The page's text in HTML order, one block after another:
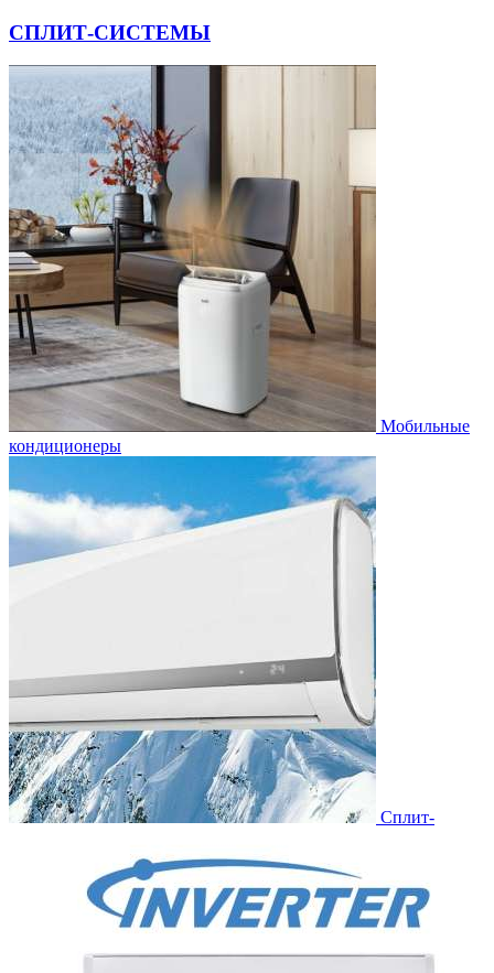
СПЛИТ-СИСТЕМЫ
Мобильные
кондиционеры
Сплит-